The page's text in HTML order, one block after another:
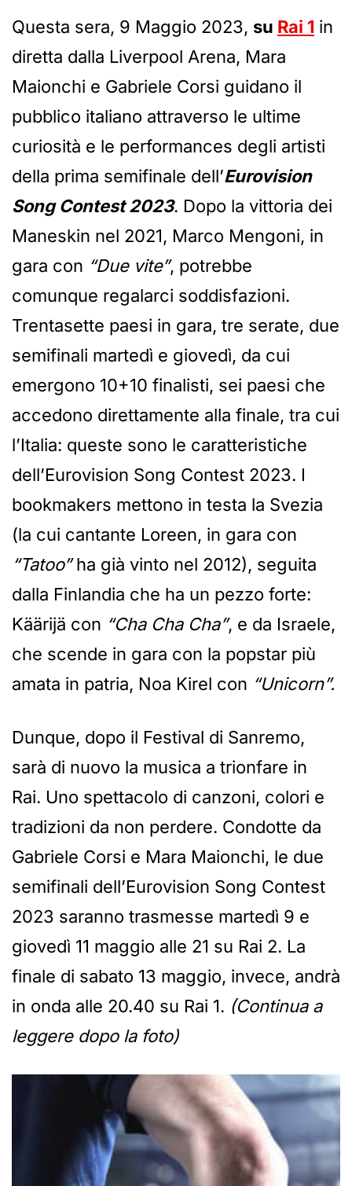
Questa sera, 9 Maggio 2023, su Rai 1 in
diretta dalla Liverpool Arena, Mara
Maionchi e Gabriele Corsi guidano il
pubblico italiano attraverso le ultime
curiosità e le performances degli artisti
della prima semifinale dell’Eurovision
Song Contest 2023. Dopo la vittoria dei
Maneskin nel 2021, Marco Mengoni, in
gara con “Due vite”, potrebbe
comunque regalarci soddisfazioni.
Trentasette paesi in gara, tre serate, due
semifinali martedì e giovedì, da cui
emergono 10+10 finalisti, sei paesi che
accedono direttamente alla finale, tra cui
l’Italia: queste sono le caratteristiche
dell’Eurovision Song Contest 2023. I
bookmakers mettono in testa la Svezia
(la cui cantante Loreen, in gara con
“Tatoo”ha già vinto nel 2012), seguita
dalla Finlandia che ha un pezzo forte:
Käärijä con “Cha Cha Cha”, e da Israele,
che scende in gara con la popstar più
amata in patria, Noa Kirel con “Unicorn”.
Dunque, dopo il Festival di Sanremo,
sarà di nuovo la musica a trionfare in
Rai. Uno spettacolo di canzoni, colori e
tradizioni da non perdere. Condotte da
Gabriele Corsi e Mara Maionchi, le due
semifinali dell’Eurovision Song Contest
2023 saranno trasmesse martedì 9 e
giovedì 11 maggio alle 21 su Rai 2. La
finale di sabato 13 maggio, invece, andrà
in onda alle 20.40 su Rai 1. (Continua a
leggere dopo la foto)